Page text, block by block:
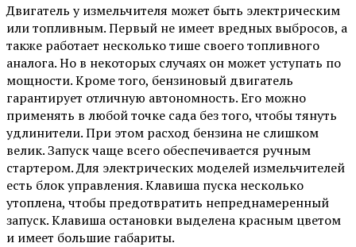
Двигатель у измельчителя может быть электрическим
или топливным. Первый не имеет вредных выбросов, а
также работает несколько тише своего топливного
аналога. Но в некоторых случаях он может уступать по
мощности. Кроме того, бензиновый двигатель
гарантирует отличную автономность. Его можно
применять в любой точке сада без того, чтобы тянуть
удлинители. При этом расход бензина не слишком
велик. Запуск чаще всего обеспечивается ручным
стартером. Для электрических моделей измельчителей
есть блок управления. Клавиша пуска несколько
утоплена, чтобы предотвратить непреднамеренный
запуск. Клавиша остановки выделена красным цветом
и имеет большие габариты.